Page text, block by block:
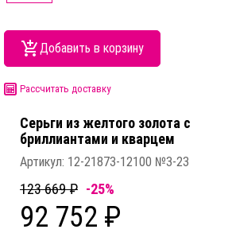
Добавить в корзину
Рассчитать доставку
Серьги из желтого золота c
бриллиантами и кварцем
Артикул: 12-21873-12100 №3-23
123 669 ₽ -25%
92 752 ₽